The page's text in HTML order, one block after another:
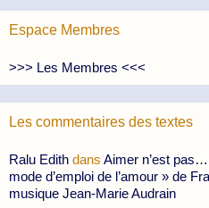
Espace Membres
>>> Les Membres <<<
Les commentaires des textes
Ralu Edith dans Aimer n’est
mode d’emploi de l’amour » de
musique Jean-Marie Audrain